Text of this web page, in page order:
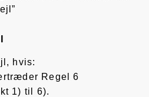
hvis:
Regel 6
1) til 6).